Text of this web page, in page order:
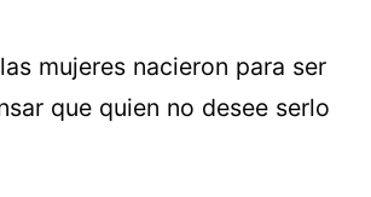
mujeres nacieron para ser
que quien no desee serlo